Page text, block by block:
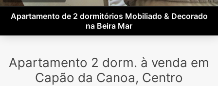
Apartamento de 2 dormitórios Mobiliado & Decorado
na Beira Mar
Apartamento 2 dorm. à venda em
Capão da Canoa, Centro